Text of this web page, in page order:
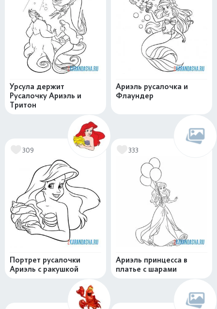
Урсула держит
Русалочку Ариэль и
Тритон
Ариэль русалочка и
Флаундер
309
Портрет русалочки
Ариэль с ракушкой
333
Ариэль принцесса в
платье с шарами